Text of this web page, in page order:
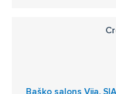
Baško salons Vija,